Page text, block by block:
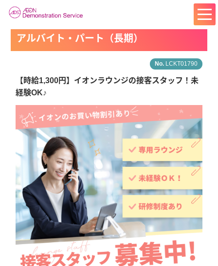
アルバイト・パート（長期）
LCKT01790
【時給1,300円】イオンラウンジの接客スタッフ！未
経験OK♪